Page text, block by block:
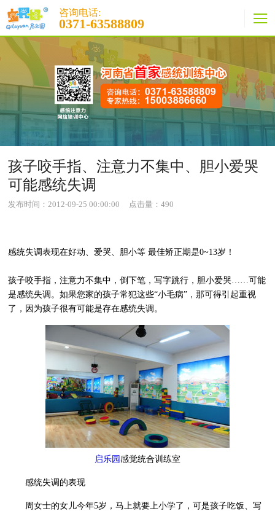
咨询电话:
0371-63588809
孩子咬手指、注意力不集中、胆小爱哭
可能感统失调
发布时间：2012-09-25 00:00:00 点击量：490
感统失调表现在好动、爱哭、胆小等 最佳矫正期是0~13岁！
孩子咬手指，注意力不集中，倒下笔，写字跳行，胆小爱哭……可能
是感统失调。如果您家的孩子常犯这些“小毛病”，那可得引起重视
了，因为孩子很有可能是存在感统失调。
启乐园 感觉统合训练室
感统失调的表现
周女士的女儿今年5岁，马上就要上小学了，可是孩子吃饭、写